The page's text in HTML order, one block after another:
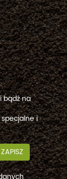
bądź na
i
ZAPISZ